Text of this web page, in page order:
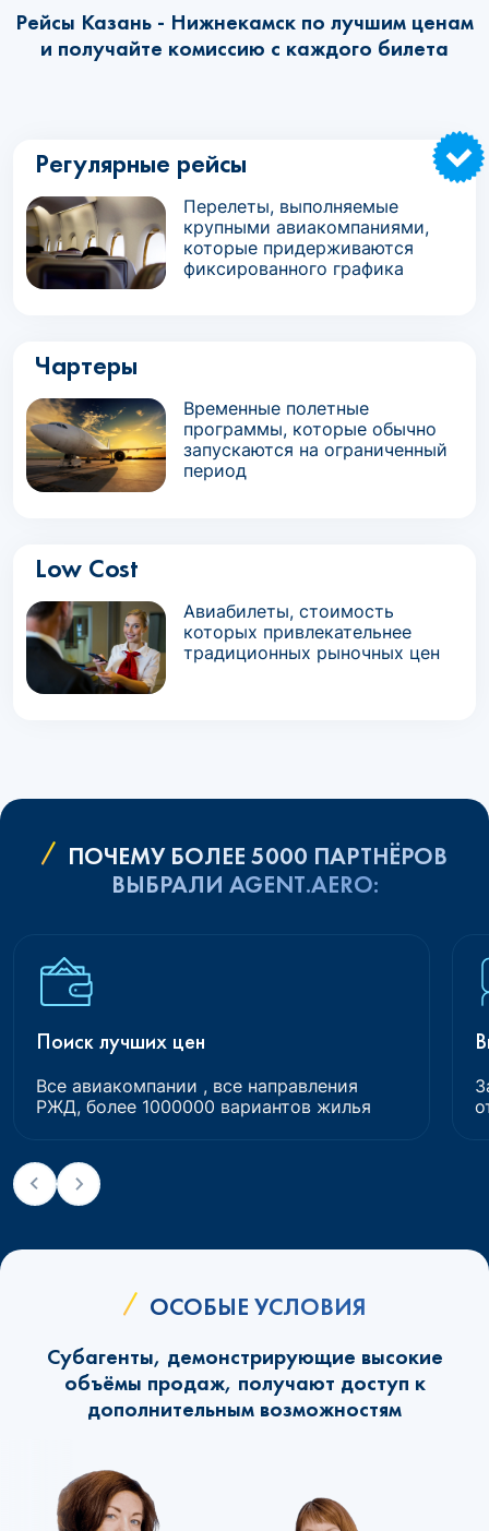
Рейсы Казань - Нижнекамск по лучшим ценам
и получайте комиссию с каждого билета
Регулярные рейсы
Перелеты, выполняемые
крупными авиакомпаниями,
которые придерживаются
фиксированного графика
Чартеры
Временные полетные
программы, которые обычно
запускаются на ограниченный
период
Low Cost
Авиабилеты, стоимость
которых привлекательнее
традиционных рыночных цен
ПОЧЕМУ БОЛЕЕ 5000 ПАРТНЁРОВ
ВЫБРАЛИ AGENT.AERO:
Поиск лучших цен
Все авиакомпании , все направления
РЖД, более 1000000 вариантов жилья
ОСОБЫЕ УСЛОВИЯ
Субагенты, демонстрирующие высокие
объёмы продаж, получают доступ к
дополнительным возможностям